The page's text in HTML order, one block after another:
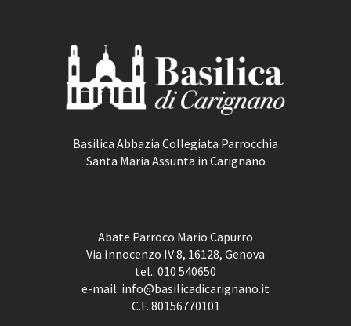
Basilica Abbazia Collegiata Parrocchia
Santa Maria Assunta in Carignano
Abate Parroco Mario Capurro
Via Innocenzo IV 8, 16128, Genova
tel.: 010 540650
e-mail: info@basilicadicarignano.it
C.F. 80156770101